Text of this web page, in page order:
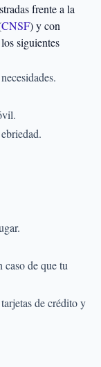
frente a la
CNSF) y con
siguientes
caso de que tu
de crédito y